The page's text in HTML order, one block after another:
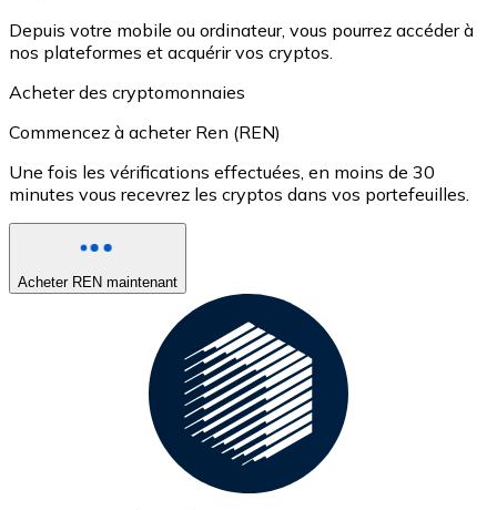
Depuis votre mobile ou ordinateur, vous pourrez accéder à
nos plateformes et acquérir vos cryptos.
Acheter des cryptomonnaies
Commencez à acheter Ren (REN)
Une fois les vérifications effectuées, en moins de 30
minutes vous recevrez les cryptos dans vos portefeuilles.
Acheter REN maintenant